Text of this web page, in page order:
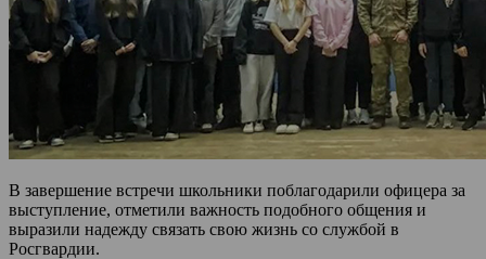
В завершение встречи школьники поблагодарили офицера за
выступление, отметили важность подобного общения и
выразили надежду связать свою жизнь со службой в
Росгвардии.